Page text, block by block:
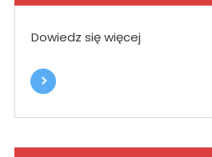
Dowiedz się więcej